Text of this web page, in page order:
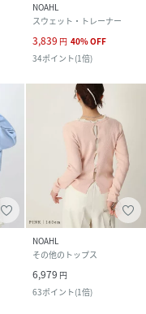
NOAHL
スウェット・トレーナー
3,839 円 40%OFF
34ポイント(1倍)
NOAHL
その他のトップス
6,979 円
63ポイント(1倍)